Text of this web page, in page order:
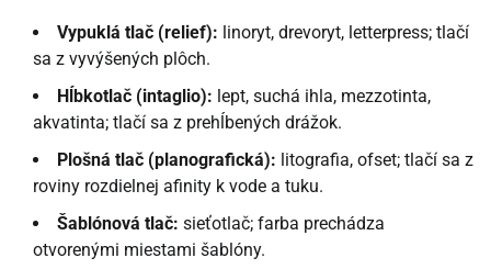
Vypuklá tlač (relief): linoryt, drevoryt, letterpress; tlačí
sa z vyvýšených plôch.
Hĺbkotlač (intaglio): lept, suchá ihla, mezzotinta,
akvatinta; tlačí sa z prehĺbených drážok.
Plošná tlač (planografická): litografia, ofset; tlačí sa z
roviny rozdielnej afinity k vode a tuku.
Šablónová tlač: sieťotlač; farba prechádza
otvorenými miestami šablóny.